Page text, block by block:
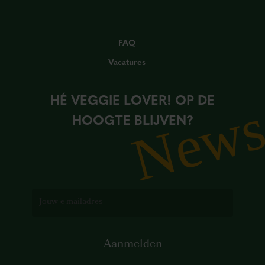
FAQ
Vacatures
HÉ VEGGIE LOVER! OP DE
HOOGTE BLIJVEN?